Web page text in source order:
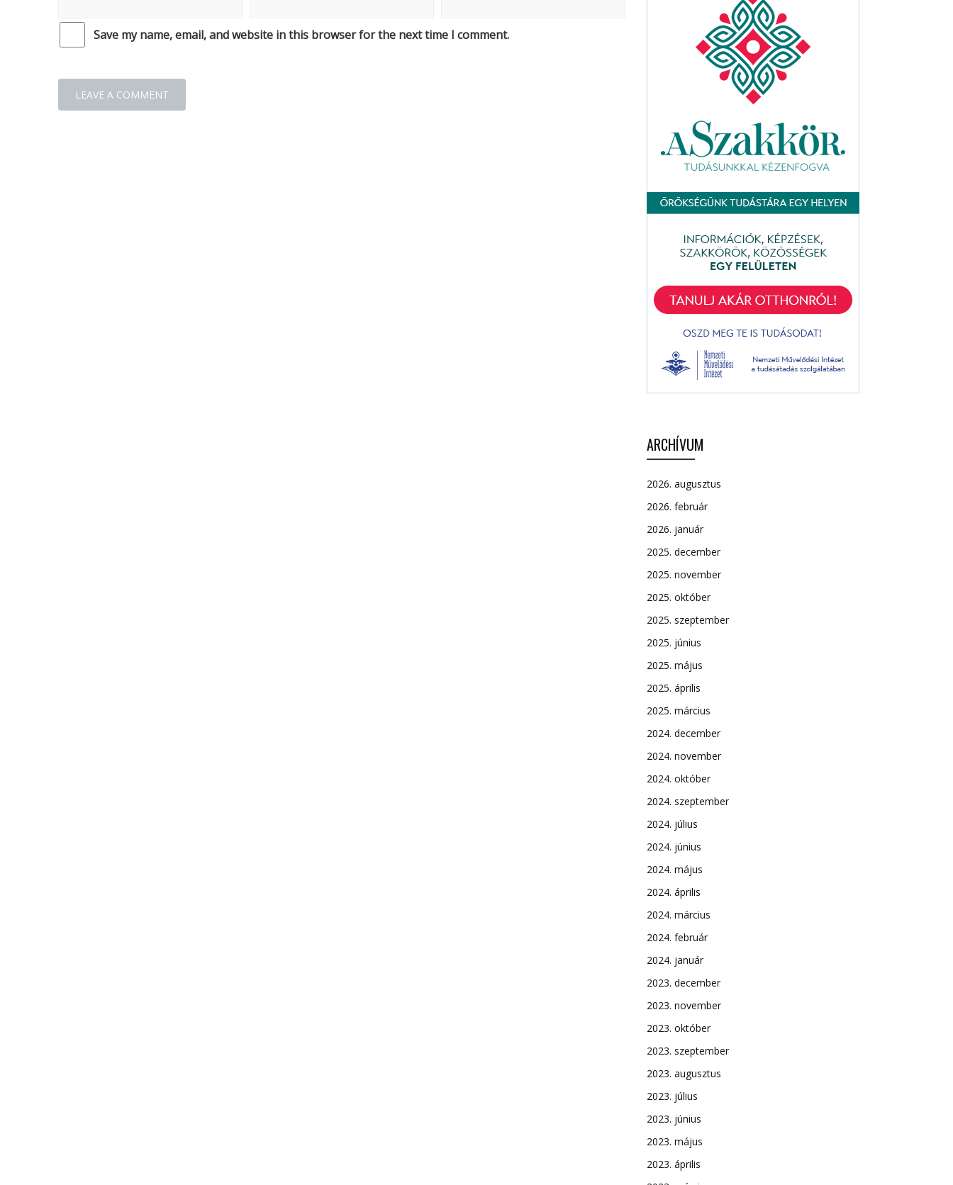
Save my name, email, and website in this browser for the next time I comment.
ARCHÍVUM
2026. augusztus
2026. február
2026. január
2025. december
2025. november
2025. október
2025. szeptember
2025. június
2025. május
2025. április
2025. március
2024. december
2024. november
2024. október
2024. szeptember
2024. július
2024. június
2024. május
2024. április
2024. március
2024. február
2024. január
2023. december
2023. november
2023. október
2023. szeptember
2023. augusztus
2023. július
2023. június
2023. május
2023. április